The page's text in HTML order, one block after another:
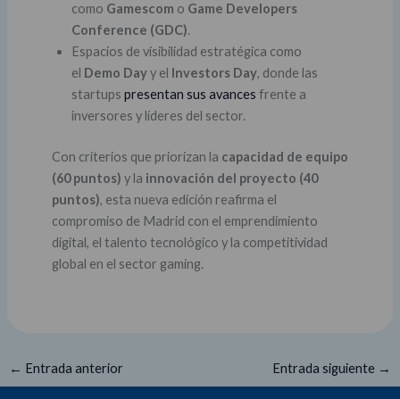
como Gamescom o Game Developers
Conference (GDC).
Espacios de visibilidad estratégica como
el Demo Dayy el Investors Day, donde las
startups presentan sus avances frente a
inversores y líderes del sector.
Con criterios que priorizan la capacidad de equipo
(60 puntos) y la innovación del proyecto (40
puntos), esta nueva edición reafirma el
compromiso de Madrid con el emprendimiento
digital, el talento tecnológico y la competitividad
global en el sector gaming.
← Entrada anterior Entrada siguiente →